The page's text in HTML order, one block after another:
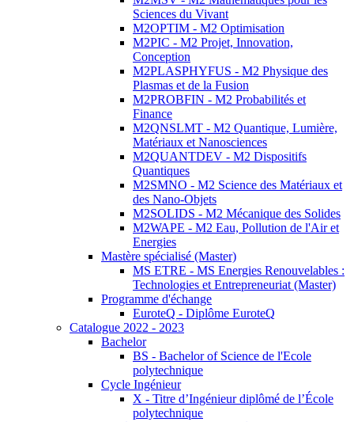
Sciences du Vivant
M2OPTIM - M2 Optimisation
M2PIC - M2 Projet, Innovation,
Conception
M2PLASPHYFUS - M2 Physique des
Plasmas et de la Fusion
M2PROBFIN - M2 Probabilités et
Finance
M2QNSLMT - M2 Quantique, Lumière,
Matériaux et Nanosciences
M2QUANTDEV - M2 Dispositifs
Quantiques
M2SMNO - M2 Science des Matériaux et
des Nano-Objets
M2SOLIDS - M2 Mécanique des Solides
M2WAPE - M2 Eau, Pollution de l'Air et
Energies
Mastère spécialisé (Master)
MS ETRE - MS Energies Renouvelables :
Technologies et Entrepreneuriat (Master)
Programme d'échange
EuroteQ - Diplôme EuroteQ
Catalogue 2022 - 2023
Bachelor
BS - Bachelor of Science de l'Ecole
polytechnique
Cycle Ingénieur
X - Titre d’Ingénieur diplômé de l’École
polytechnique